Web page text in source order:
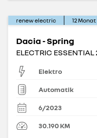
renew electric 12Monat
Dacia - Spring
Elektro
Automatik
6/2023
30.190KM